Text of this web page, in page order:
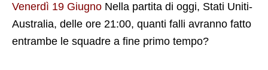
Venerdì 19 Giugno Nella partita di oggi, Stati Uniti-
Australia, delle ore 21:00, quanti falli avranno fatto
entrambe le squadre a fine primo tempo?